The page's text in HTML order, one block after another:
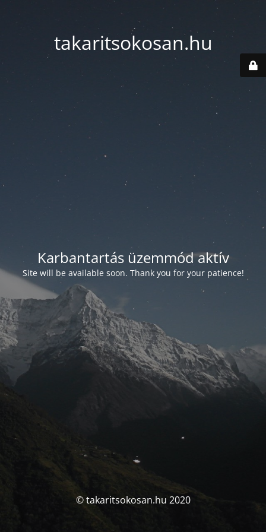
takaritsokosan.hu
Karbantartás üzemmód aktív
Site will be available soon. Thank you for your patience!
© takaritsokosan.hu 2020